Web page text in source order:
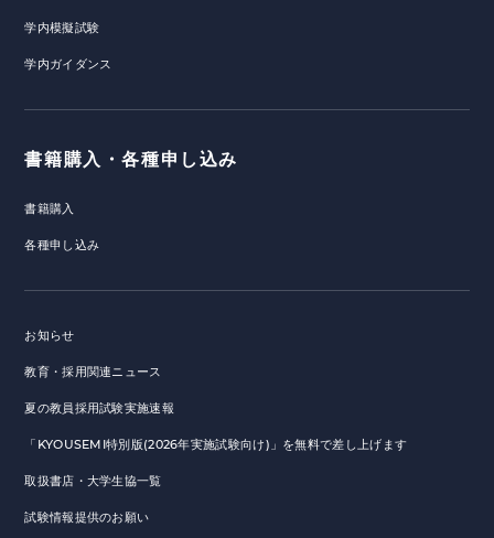
学内模擬試験
学内ガイダンス
書籍購入・各種申し込み
書籍購入
各種申し込み
お知らせ
教育・採用関連ニュース
夏の教員採用試験実施速報
「KYOUSEMI特別版(2026年実施試験向け)」を無料で差し上げます
取扱書店・大学生協一覧
試験情報提供のお願い